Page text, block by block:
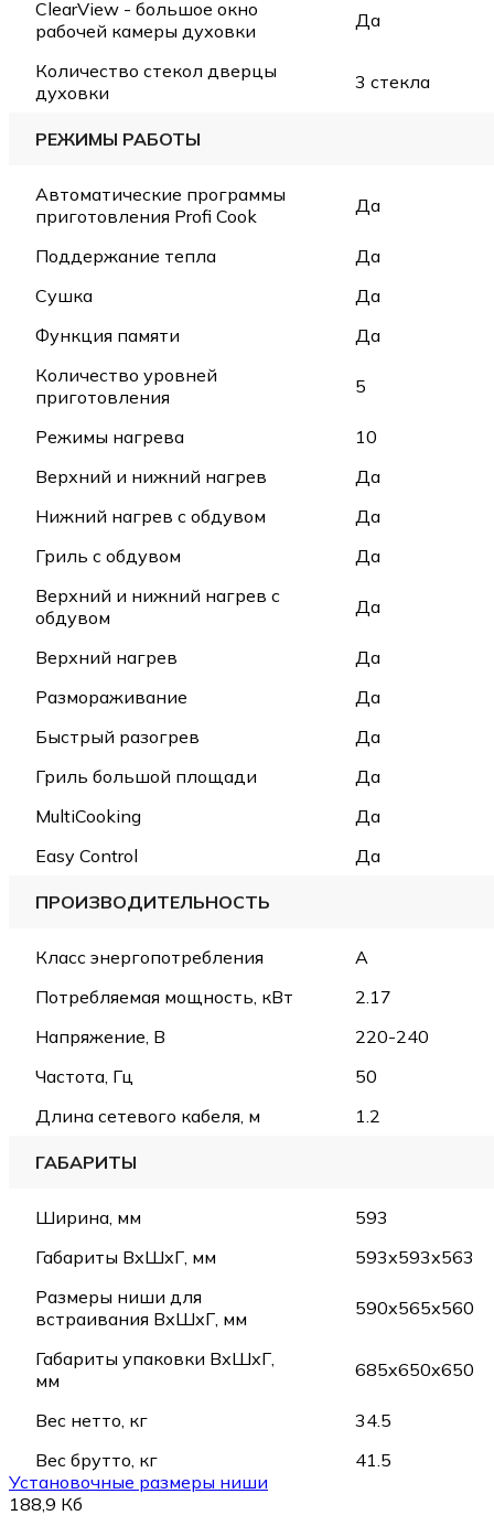
ClearView - большое окно
рабочей камеры духовки
Да
Количество стекол дверцы
духовки
3 стекла
РЕЖИМЫ РАБОТЫ
Автоматические программы
приготовления Profi Cook
Да
Поддержание тепла
Да
Сушка
Да
Функция памяти
Да
Количество уровней
приготовления
5
Режимы нагрева
10
Верхний и нижний нагрев
Да
Нижний нагрев с обдувом
Да
Гриль с обдувом
Да
Верхний и нижний нагрев с
обдувом
Да
Верхний нагрев
Да
Размораживание
Да
Быстрый разогрев
Да
Гриль большой площади
Да
MultiCooking
Да
Easy Control
Да
ПРОИЗВОДИТЕЛЬНОСТЬ
Класс энергопотребления
A
Потребляемая мощность, кВт
2.17
Напряжение, В
220-240
Частота, Гц
50
Длина сетевого кабеля, м
1.2
ГАБАРИТЫ
Ширина, мм
593
Габариты ВхШхГ, мм
593х593х563
Размеры ниши для
встраивания ВхШхГ, мм
590х565х560
Габариты упаковки ВхШхГ,
мм
685x650x650
Вес нетто, кг
34.5
Вес брутто, кг
41.5
Установочные размеры ниши
188,9 Кб